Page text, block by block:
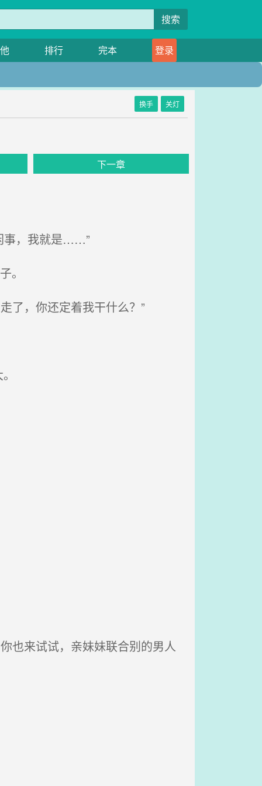
搜索
排行 完本 登录
换手 关灯
下一章
事，我就是……”
。
了，你还定着我干什么？”
也来试试，亲妹妹联合别的男人